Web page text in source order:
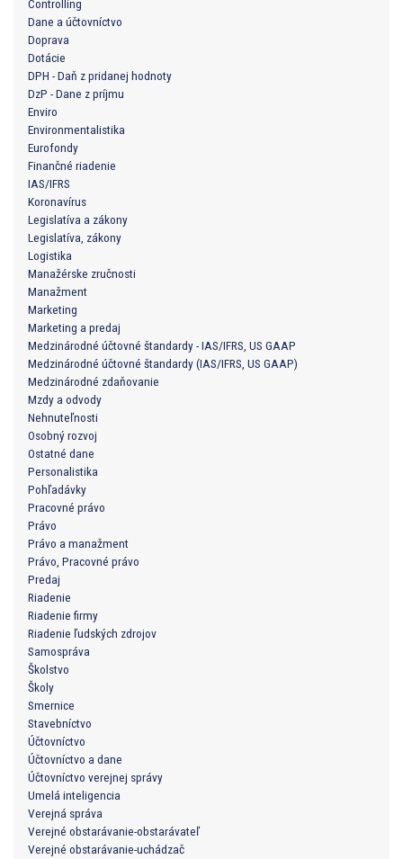
Controlling
Dane a účtovníctvo
Doprava
Dotácie
DPH - Daň z pridanej hodnoty
DzP - Dane z príjmu
Enviro
Environmentalistika
Eurofondy
Finančné riadenie
IAS/IFRS
Koronavírus
Legislatíva a zákony
Legislatíva, zákony
Logistika
Manažérske zručnosti
Manažment
Marketing
Marketing a predaj
Medzinárodné účtovné štandardy - IAS/IFRS, US GAAP
Medzinárodné účtovné štandardy (IAS/IFRS, US GAAP)
Medzinárodné zdaňovanie
Mzdy a odvody
Nehnuteľnosti
Osobný rozvoj
Ostatné dane
Personalistika
Pohľadávky
Pracovné právo
Právo
Právo a manažment
Právo, Pracovné právo
Predaj
Riadenie
Riadenie firmy
Riadenie ľudských zdrojov
Samospráva
Školstvo
Školy
Smernice
Stavebníctvo
Účtovníctvo
Účtovníctvo a dane
Účtovníctvo verejnej správy
Umelá inteligencia
Verejná správa
Verejné obstarávanie-obstarávateľ
Verejné obstarávanie-uchádzač